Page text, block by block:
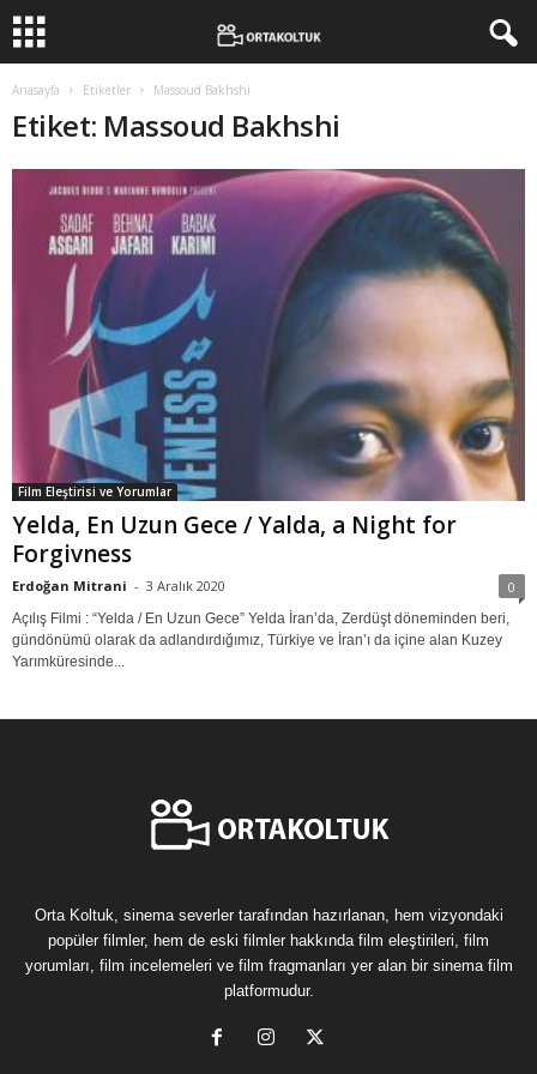
Anasayfa Etiketler Massoud Bakhshi
Etiket: Massoud Bakhshi
Film Eleştirisi ve Yorumlar
Yelda, En Uzun Gece / Yalda, a Night for
Forgivness
Erdoğan Mitrani - 3 Aralık 2020 0
Açılış Filmi : “Yelda / En Uzun Gece” Yelda İran’da, Zerdüşt döneminden beri,
gündönümü olarak da adlandırdığımız, Türkiye ve İran’ı da içine alan Kuzey
Yarımküresinde...
Orta Koltuk, sinema severler tarafından hazırlanan, hem vizyondaki
popüler filmler, hem de eski filmler hakkında film eleştirileri, film
yorumları, film incelemeleri ve film fragmanları yer alan bir sinema film
platformudur.